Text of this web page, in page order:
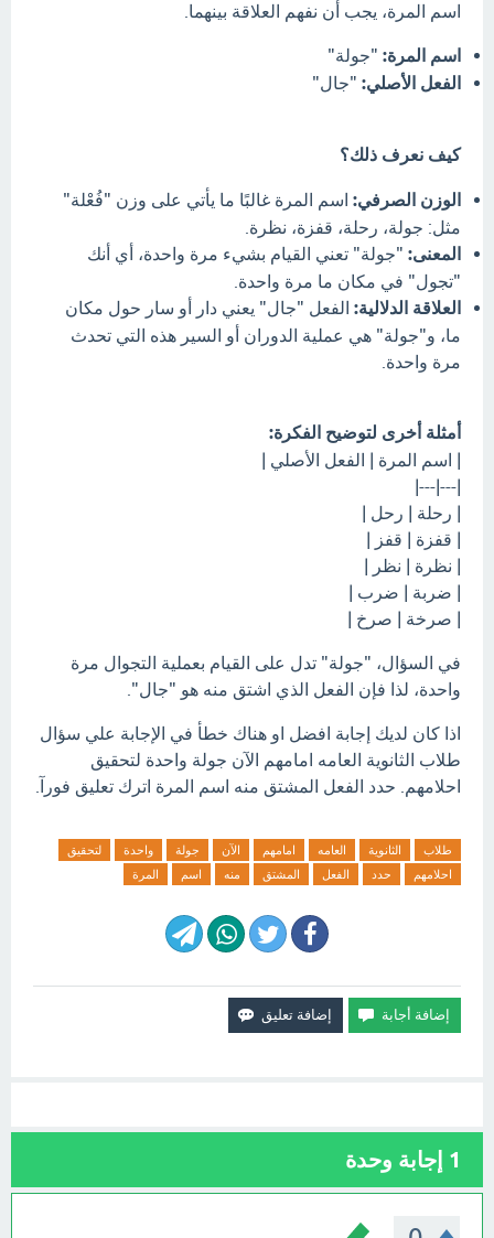
اسم المرة، يجب أن نفهم العلاقة بينهما.
اسم المرة: "جولة"
الفعل الأصلي: "جال"
كيف نعرف ذلك؟
الوزن الصرفي: اسم المرة غالبًا ما يأتي على وزن "فُعْلة"
مثل: جولة، رحلة، قفزة، نظرة.
المعنى: "جولة" تعني القيام بشيء مرة واحدة، أي أنك
"تجول" في مكان ما مرة واحدة.
العلاقة الدلالية: الفعل "جال" يعني دار أو سار حول مكان
ما، و"جولة" هي عملية الدوران أو السير هذه التي تحدث
مرة واحدة.
أمثلة أخرى لتوضيح الفكرة:
| اسم المرة | الفعل الأصلي |
|---|---|
| رحلة | رحل |
| قفزة | قفز |
| نظرة | نظر |
| ضربة | ضرب |
| صرخة | صرخ |
في السؤال، "جولة" تدل على القيام بعملية التجوال مرة
واحدة، لذا فإن الفعل الذي اشتق منه هو "جال".
اذا كان لديك إجابة افضل او هناك خطأ في الإجابة علي سؤال
طلاب الثانوية العامه امامهم الآن جولة واحدة لتحقيق
احلامهم. حدد الفعل المشتق منه اسم المرة اترك تعليق فورآ.
طلاب الثانوية العامه امامهم الآن جولة واحدة
لتحقيق
احلامهم
حدد الفعل المشتق منه اسم المرة
1 إجابة وحدة